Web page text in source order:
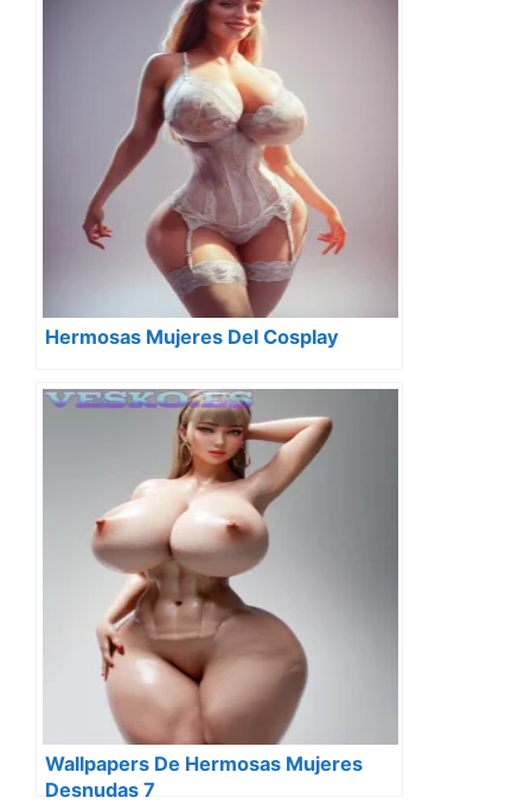
Hermosas Mujeres Del Cosplay
Wallpapers De Hermosas Mujeres
Desnudas 7